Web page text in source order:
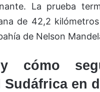
La prueba
de 42,2
de Nelson
cómo
Sudáfrica en